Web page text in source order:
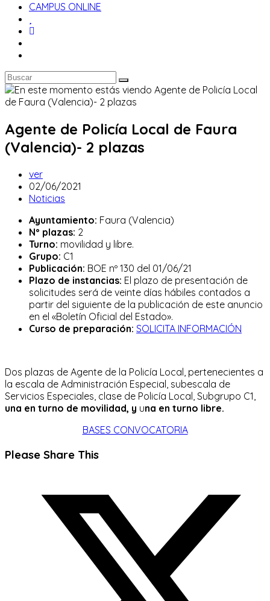
CAMPUS ONLINE
Agente de Policía Local de Faura
(Valencia)- 2 plazas
Autor
de
la
ver
Publicación
de
entrada:
02/06/2021
Categoría
la
entrada:
Noticias
Ayuntamiento: Faura (Valencia)
Nº plazas: 2
Turno: movilidad y libre.
Grupo: C1
Publicación: BOE nº 130 del 01/06/21
Plazo de instancias: El plazo de presentación de
solicitudes será de veinte días hábiles contados a
partir del siguiente de la publicación de este anuncio
en el «Boletín Oficial del Estado».
Curso de preparación: SOLICITA INFORMACIÓN
Dos plazas de Agente de la Policía Local, pertenecientes a
la escala de Administración Especial, subescala de
Servicios Especiales, clase de Policía Local, Subgrupo C1,
una en turno de movilidad, y una en turno libre.
BASES CONVOCATORIA
Please Share ThisCompartir